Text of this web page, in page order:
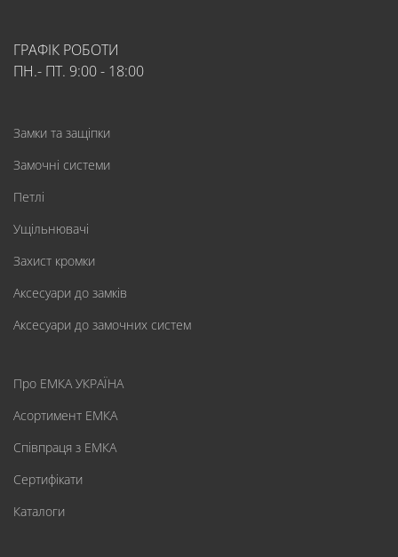
ГРАФІК РОБОТИ
ПН.- ПТ. 9:00 - 18:00
Замки та защіпки
Замочні системи
Петлі
Ущільнювачі
Захист кромки
Аксесуари до замків
Аксесуари до замочних систем
Про ЕМКА УКРАЇНА
Асортимент ЕМКА
Співпраця з ЕМКА
Сертифікати
Каталоги